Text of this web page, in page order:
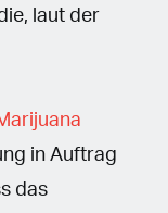
laut der
in Auftrag
das